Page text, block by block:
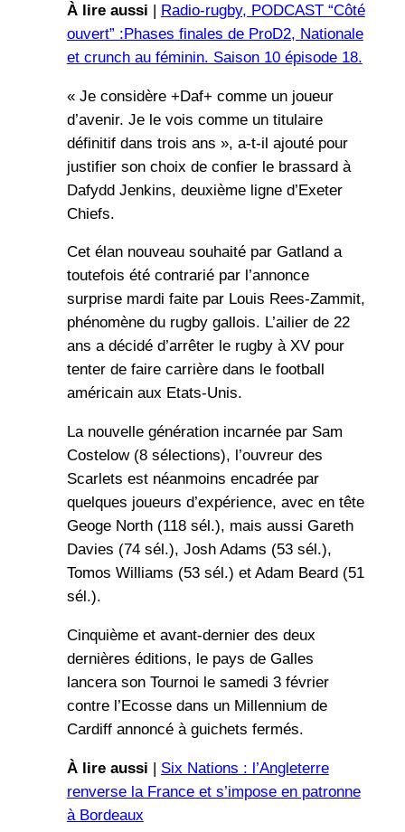
À lire aussi | Radio-rugby, PODCAST “Côté
ouvert” :Phases finales de ProD2, Nationale
et crunch au féminin. Saison 10 épisode 18.
« Je considère +Daf+ comme un joueur
d’avenir. Je le vois comme un titulaire
définitif dans trois ans », a-t-il ajouté pour
justifier son choix de confier le brassard à
Dafydd Jenkins, deuxième ligne d’Exeter
Chiefs.
Cet élan nouveau souhaité par Gatland a
toutefois été contrarié par l’annonce
surprise mardi faite par Louis Rees-Zammit,
phénomène du rugby gallois. L’ailier de 22
ans a décidé d’arrêter le rugby à XV pour
tenter de faire carrière dans le football
américain aux Etats-Unis.
La nouvelle génération incarnée par Sam
Costelow (8 sélections), l’ouvreur des
Scarlets est néanmoins encadrée par
quelques joueurs d’expérience, avec en tête
Geoge North (118 sél.), mais aussi Gareth
Davies (74 sél.), Josh Adams (53 sél.),
Tomos Williams (53 sél.) et Adam Beard (51
sél.).
Cinquième et avant-dernier des deux
dernières éditions, le pays de Galles
lancera son Tournoi le samedi 3 février
contre l’Ecosse dans un Millennium de
Cardiff annoncé à guichets fermés.
À lire aussi | Six Nations : l’Angleterre
renverse la France et s’impose en patronne
à Bordeaux